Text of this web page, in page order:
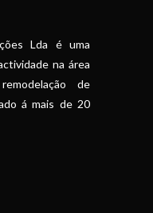
Lda é uma
na área
de
á mais de 20